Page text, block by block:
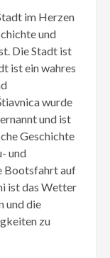
im Herzen
und
Die Stadt ist
ist ein wahres
wurde
und ist
Geschichte
und
Bootsfahrt auf
ist das Wetter
und die
zu